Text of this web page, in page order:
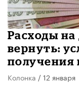
Расходы
вернуть:
получения
Колонка / 12 января